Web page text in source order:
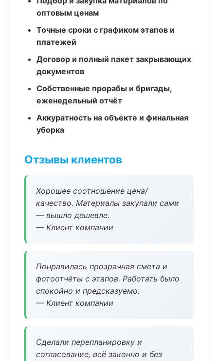
оптовым ценам
Точные сроки с графиком этапов и
платежей
Договор и полный пакет закрывающих
документов
Собственные прорабы и бригады,
еженедельный отчёт
Аккуратность на объекте и финальная
уборка
Отзывы клиентов
Хорошее соотношение цена/
качество. Материалы закупали сами
— вышло дешевле.
— Клиент компании
Понравилась прозрачная смета и
фотоотчёты с этапов. Работать было
спокойно и предсказуемо.
— Клиент компании
Сделали перепланировку и
согласование, всё законно и без